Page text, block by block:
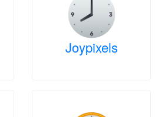
Joypixels